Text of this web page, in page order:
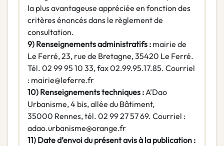
la plus avantageuse appréciée en fonction des
critères énoncés dans le règlement de
consultation.
9) Renseignements administratifs : mairie de
Le Ferré, 23, rue de Bretagne, 35420 Le Ferré.
Tél. 02 99 95 10 33, fax 02.99.95.17.85. Courriel
: mairie@leferre.fr
10) Renseignements techniques :A’Dao
Urbanisme, 4 bis, allée du Bâtiment,
35000 Rennes, tél. 02 99 27 57 69. Courriel :
adao.urbanisme@orange.fr
11) Date d’envoi du présent avis à la publication :